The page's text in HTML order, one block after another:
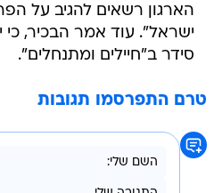
הארגון רשאים להגיב על
ישראל". עוד אמר הבכיר,
סידר ב"חיילים ומתנחלים".
טרם התפרסמו תגובות